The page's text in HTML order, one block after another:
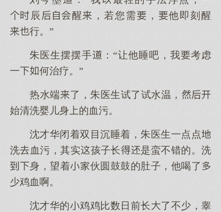
辰醒，若您需，他即刻醒
行。”
朱医生摆摆手：“让他睡吧，我考虑
一何治疗。”
热水端了，朱医生试了试水温，
始清洗婴儿身的血污。
沈才华闭着双目沉睡着，朱医生一点点
洗血污，其实孩子长是蛮不错的。洗
身，望着伙圆鼓鼓的肚子，他喝了
少鸡血啊。
沈才华的鸡鸡比数日前长了不少，睾